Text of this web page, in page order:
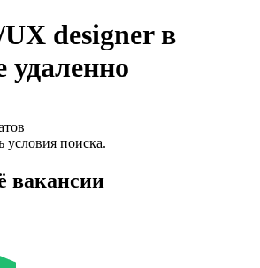
designer в
удаленно
условия поиска.
вакансии